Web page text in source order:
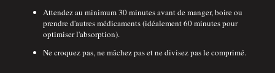
Attendez au minimum 30 minutes avant de manger, boire ou
prendre d'autres médicaments (idéalement 60 minutes pour
optimiser l'absorption).
Ne croquez pas, ne mâchez pas et ne divisez pas le comprimé.